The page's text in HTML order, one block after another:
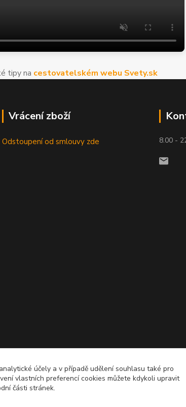
tipy na cestovatelském webu Svety.sk
Vrácení zboží
Odstoupení od smlouvy zde 8.00 -
účely a v případě udělení souhlasu také pro
vlastních preferencí cookies můžete kdykoli upravit
části stránek.